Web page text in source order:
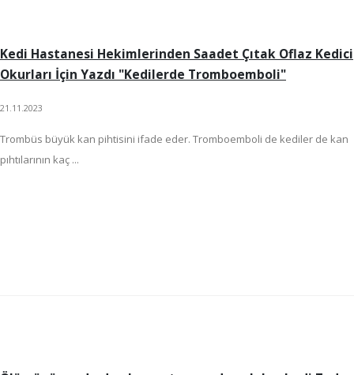
Kedi Hastanesi Hekimlerinden Saadet Çıtak Oflaz Kedici
Okurları İçin Yazdı "Kedilerde Tromboemboli"
21.11.2023
Trombüs büyük kan pihtisini ifade eder. Tromboemboli de kediler de kan
pıhtılarının kaç ...